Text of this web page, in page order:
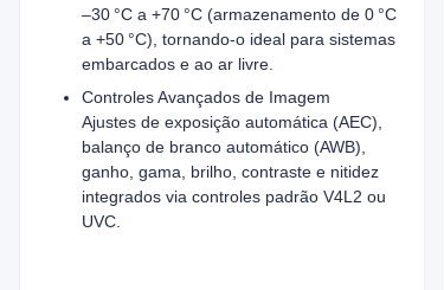
–30 °C a +70 °C (armazenamento de 0 °C
a +50 °C), tornando-o ideal para sistemas
embarcados e ao ar livre.
Controles Avançados de Imagem
Ajustes de exposição automática (AEC),
balanço de branco automático (AWB),
ganho, gama, brilho, contraste e nitidez
integrados via controles padrão V4L2 ou
UVC.